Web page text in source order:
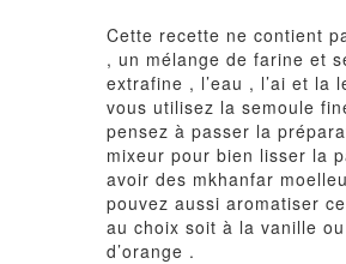
Cette recette ne contient
, un mélange de farine et
extrafine , l’eau , l’ai et la
vous utilisez la semoule
pensez à passer la
mixeur pour bien lisser la
avoir des mkhanfar
pouvez aussi aromatiser
au choix soit à la vanille
d’orange .